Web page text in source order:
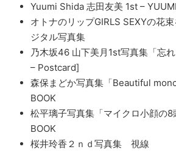
Yuumi Shida 志田友美 1st – YUUMI
オトナのリップGIRLS SEXYの花
ジタル写真集
乃木坂46 山下美月1st写真集「忘
– Postcard]
森保まどか写真集「Beautiful
BOOK
松平璃子写真集「マイクロ小顔の
BOOK
桜井玲香２ｎｄ写真集 視線